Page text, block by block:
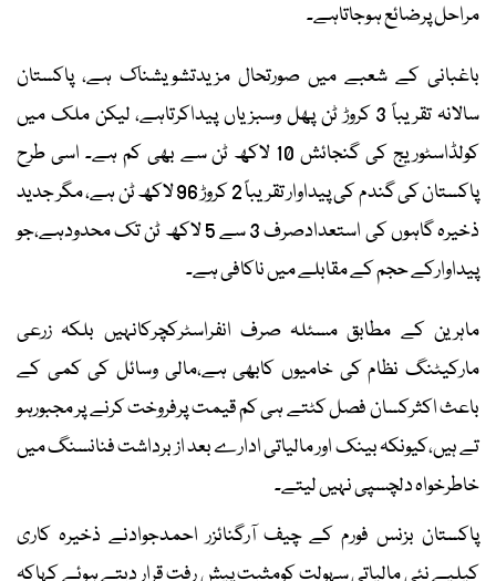
مراحل پرضائع ہوجاتاہے۔
باغبانی کے شعبے میں صورتحال مزیدتشویشناک ہے، پاکستان
سالانہ تقریباً 3 کروڑ ٹن پھل وسبزیاں پیداکرتاہے، لیکن ملک میں
کولڈاسٹوریج کی گنجائش 10 لاکھ ٹن سے بھی کم ہے۔ اسی طرح
پاکستان کی گندم کی پیداوار تقریباً 2 کروڑ 96 لاکھ ٹن ہے، مگر جدید
ذخیرہ گاہوں کی استعدادصرف 3 سے 5 لاکھ ٹن تک محدودہے،جو
پیداوارکے حجم کے مقابلے میں ناکافی ہے۔
ماہرین کے مطابق مسئلہ صرف انفراسٹرکچرکانہیں بلکہ زرعی
مارکیٹنگ نظام کی خامیوں کابھی ہے،مالی وسائل کی کمی کے
باعث اکثرکسان فصل کٹتے ہی کم قیمت پرفروخت کرنے پر مجبورہو
تے ہیں،کیونکہ بینک اور مالیاتی ادارے بعد از برداشت فنانسنگ میں
خاطرخواہ دلچسپی نہیں لیتے۔
پاکستان بزنس فورم کے چیف آرگنائزر احمدجوادنے ذخیرہ کاری
کیلیے نئی مالیاتی سہولت کومثبت پیش رفت قرار دیتے ہوئے کہاکہ